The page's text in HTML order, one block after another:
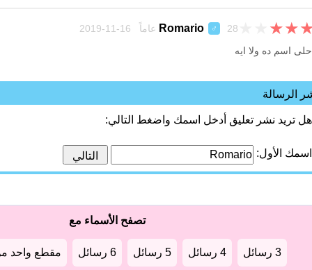
Romario ♂ 28 عاماً 16-11-2019 ★
★
اسم ده ولا ايه
الرسالة
هل تريد نشر تعليق أدخل اسمك واضغط التالي:
اسمك الأول:
تصفح الأسماء مع
3 رسائل 4 رسائل 5 رسائل 6 رسائل مقطع واحد